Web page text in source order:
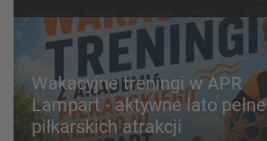
Wakacyjne treningi w APR
Lampart - aktywne lato pełne
piłkarskich atrakcji